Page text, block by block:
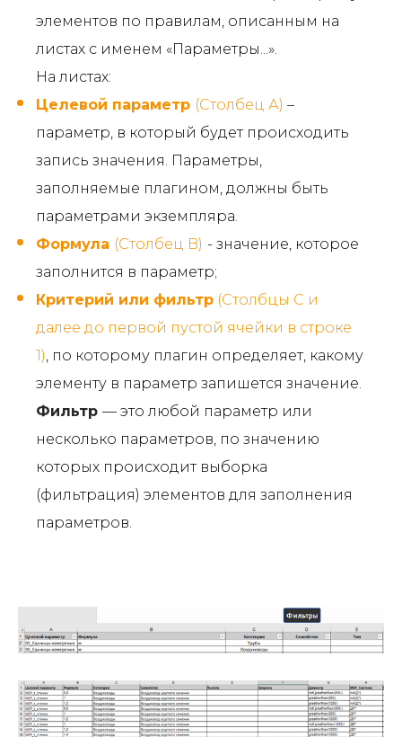
элементов по правилам, описанным на
листах с именем «Параметры...».
На листах:
Целевой параметр (Столбец А) –
параметр, в который будет происходить
запись значения. Параметры,
заполняемые плагином, должны быть
параметрами экземпляра.
Формула (Столбец B) - значение, которое
заполнится в параметр;
Критерий или фильтр (Столбцы С и
далее до первой пустой ячейки в строке
1) , по которому плагин определяет, какому
элементу в параметр запишется значение.
Фильтр — это любой параметр или
несколько параметров, по значению
которых происходит выборка
(фильтрация) элементов для заполнения
параметров.